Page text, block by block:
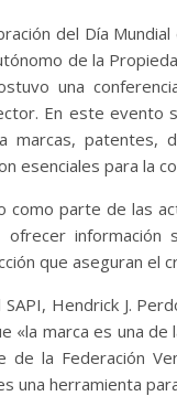
del Día
de la
una
En este evento
marcas,
esenciales para la
como parte de las
información
que aseguran el
Hendrick J.
«la marca es una
de la Federación
una herramienta